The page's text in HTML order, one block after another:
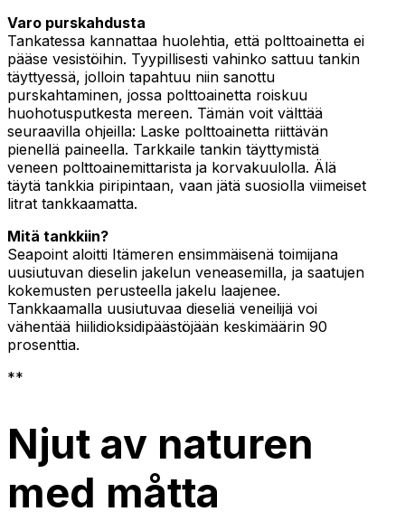
Varo purskahdusta
Tankatessa kannattaa huolehtia, että polttoainetta ei
pääse vesistöihin. Tyypillisesti vahinko sattuu tankin
täyttyessä, jolloin tapahtuu niin sanottu
purskahtaminen, jossa polttoainetta roiskuu
huohotusputkesta mereen. Tämän voit välttää
seuraavilla ohjeilla: Laske polttoainetta riittävän
pienellä paineella. Tarkkaile tankin täyttymistä
veneen polttoainemittarista ja korvakuulolla. Älä
täytä tankkia piripintaan, vaan jätä suosiolla viimeiset
litrat tankkaamatta.
Mitä tankkiin?
Seapoint aloitti Itämeren ensimmäisenä toimijana
uusiutuvan dieselin jakelun veneasemilla, ja saatujen
kokemusten perusteella jakelu laajenee.
Tankkaamalla uusiutuvaa dieseliä veneilijä voi
vähentää hiilidioksidipäästöjään keskimäärin 90
prosenttia.
**
Njut av naturen
med måtta